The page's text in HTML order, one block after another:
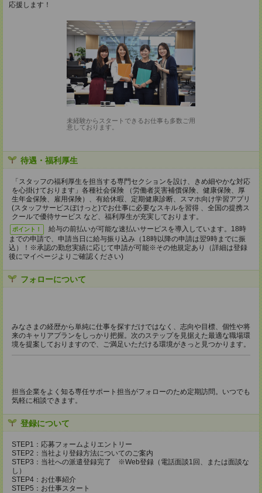
応援します！
未経験からスタートできるお仕事も多数ご用
意しております。
待遇・福利厚生
「スタッフの福利厚生を担当する専門セクションを設け、きめ細やかな対応
を心掛けております」各種社会保険 （労働者災害補償保険、健康保険、厚
生年金保険、雇用保険）、有給休暇、定期健康診断、スマホ向け学習アプリ
(スタッフサービスぽけっと)でお仕事に必要なスキルを習得 、全国の提携ス
クールで優待サービス など、福利厚生が充実しております。
ポイント！
給与の前払いが可能な速払いサービスを導入しています。18時
までの申請で、申請当日に給与振り込み（18時以降の申請は翌9時までに振
込）！※承認の勤怠実績に応じて申請が可能※その他規定あり（詳細は登録
後にマイページよりご確認ください)
フォローについて
みなさまの経歴から単純に仕事を探すだけではなく、志向や目標、個性や将
来のキャリアプランをしっかり把握。次のステップを見据えた最適な職場環
境を提案しておりますので、ご満足いただける環境がきっと見つかります。
担当企業をよく知る専任サポート担当がフォローのため定期訪問。いつでも
気軽に相談できます。
登録について
STEP1：応募フォームよりエントリー
STEP2：当社より登録方法についてのご案内
STEP3：当社への派遣登録完了 ※Web登録（電話面談1回、または面談な
し）
STEP4：お仕事紹介
STEP5：お仕事スタート